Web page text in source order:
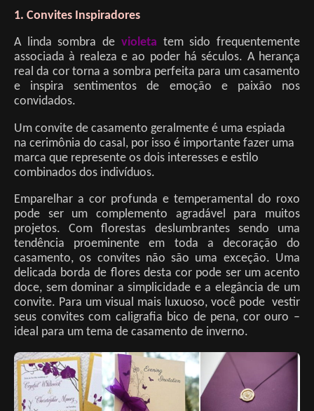
1. Convites Inspiradores
A linda sombra de violeta tem sido frequentemente
associada à realeza e ao poder há séculos. A herança
real da cor torna a sombra perfeita para um casamento
e inspira sentimentos de emoção e paixão nos
convidados.
Um convite de casamento geralmente é uma espiada
na cerimônia do casal, por isso é importante fazer uma
marca que represente os dois interesses e estilo
combinados dos indivíduos.
Emparelhar a cor profunda e temperamental do roxo
pode ser um complemento agradável para muitos
projetos. Com florestas deslumbrantes sendo uma
tendência proeminente em toda a decoração do
casamento, os convites não são uma exceção. Uma
delicada borda de flores desta cor pode ser um acento
doce, sem dominar a simplicidade e a elegância de um
convite. Para um visual mais luxuoso, você pode vestir
seus convites com caligrafia bico de pena, cor ouro –
ideal para um tema de casamento de inverno.